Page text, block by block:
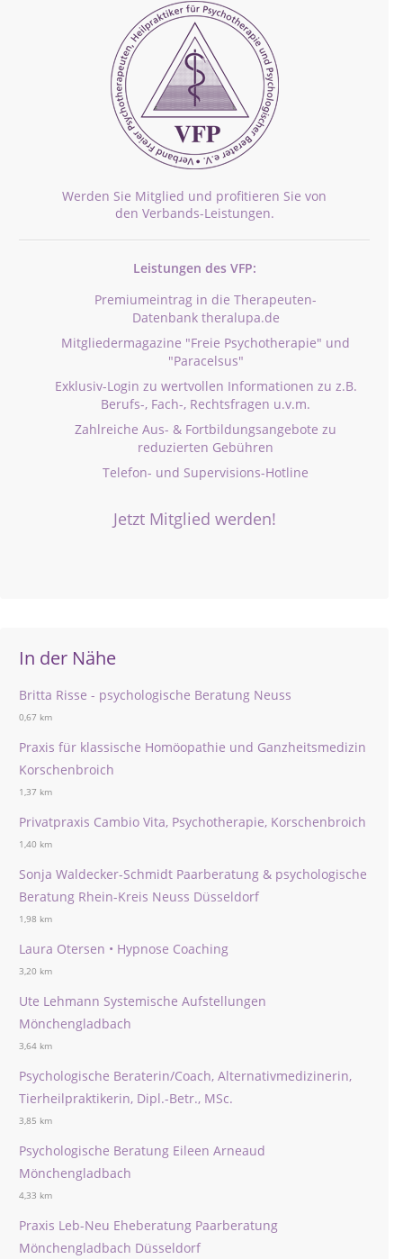
Werden Sie Mitglied und profitieren Sie von
den Verbands-Leistungen.
Leistungen des VFP:
Premiumeintrag in die Therapeuten-
Datenbank theralupa.de
Mitgliedermagazine "Freie Psychotherapie" und
"Paracelsus"
Exklusiv-Login zu wertvollen Informationen zu z.B.
Berufs-, Fach-, Rechtsfragen u.v.m.
Zahlreiche Aus- & Fortbildungsangebote zu
reduzierten Gebühren
Telefon- und Supervisions-Hotline
Jetzt Mitglied werden!
In der Nähe
Britta Risse - psychologische Beratung Neuss
0,67 km
Praxis für klassische Homöopathie und Ganzheitsmedizin
Korschenbroich
1,37 km
Privatpraxis Cambio Vita, Psychotherapie, Korschenbroich
1,40 km
Sonja Waldecker-Schmidt Paarberatung & psychologische
Beratung Rhein-Kreis Neuss Düsseldorf
1,98 km
Laura Otersen • Hypnose Coaching
3,20 km
Ute Lehmann Systemische Aufstellungen
Mönchengladbach
3,64 km
Psychologische Beraterin/Coach, Alternativmedizinerin,
Tierheilpraktikerin, Dipl.-Betr., MSc.
3,85 km
Psychologische Beratung Eileen Arneaud
Mönchengladbach
4,33 km
Praxis Leb-Neu Eheberatung Paarberatung
Mönchengladbach Düsseldorf